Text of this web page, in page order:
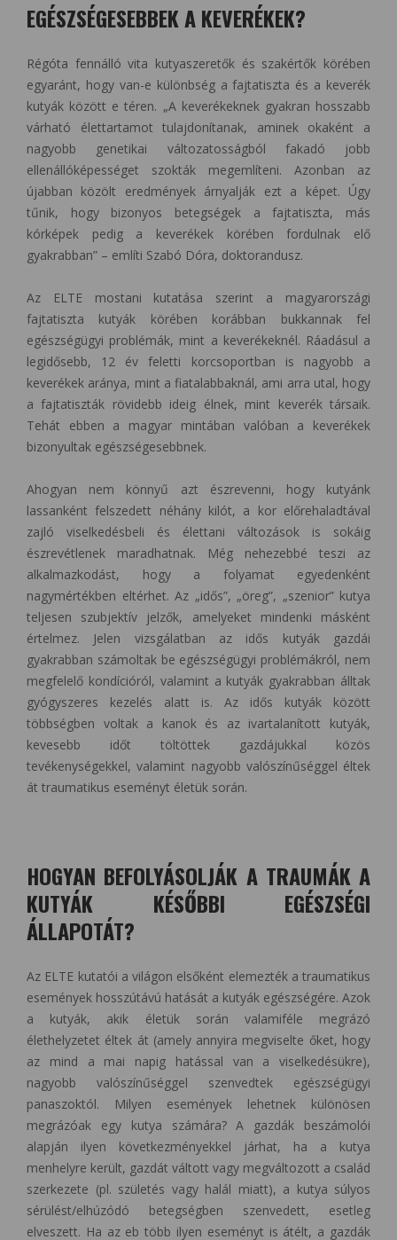
EGÉSZSÉGESEBBEK A KEVERÉKEK?
Régóta fennálló vita kutyaszeretők és szakértők körében
egyaránt, hogy van-e különbség a fajtatiszta és a keverék
kutyák között e téren. „A keverékeknek gyakran hosszabb
várható élettartamot tulajdonítanak, aminek okaként a
nagyobb genetikai változatosságból fakadó jobb
ellenállóképességet szokták megemlíteni. Azonban az
újabban közölt eredmények árnyalják ezt a képet. Úgy
tűnik, hogy bizonyos betegségek a fajtatiszta, más
kórképek pedig a keverékek körében fordulnak elő
gyakrabban” – említi Szabó Dóra, doktorandusz.
Az ELTE mostani kutatása szerint a magyarországi
fajtatiszta kutyák körében korábban bukkannak fel
egészségügyi problémák, mint a keverékeknél. Ráadásul a
legidősebb, 12 év feletti korcsoportban is nagyobb a
keverékek aránya, mint a fiatalabbaknál, ami arra utal, hogy
a fajtatiszták rövidebb ideig élnek, mint keverék társaik.
Tehát ebben a magyar mintában valóban a keverékek
bizonyultak egészségesebbnek.
Ahogyan nem könnyű azt észrevenni, hogy kutyánk
lassanként felszedett néhány kilót, a kor előrehaladtával
zajló viselkedésbeli és élettani változások is sokáig
észrevétlenek maradhatnak. Még nehezebbé teszi az
alkalmazkodást, hogy a folyamat egyedenként
nagymértékben eltérhet. Az „idős”, „öreg”, „szenior” kutya
teljesen szubjektív jelzők, amelyeket mindenki másként
értelmez. Jelen vizsgálatban az idős kutyák gazdái
gyakrabban számoltak be egészségügyi problémákról, nem
megfelelő kondícióról, valamint a kutyák gyakrabban álltak
gyógyszeres kezelés alatt is. Az idős kutyák között
többségben voltak a kanok és az ivartalanított kutyák,
kevesebb időt töltöttek gazdájukkal közös
tevékenységekkel, valamint nagyobb valószínűséggel éltek
át traumatikus eseményt életük során.
HOGYAN BEFOLYÁSOLJÁK A TRAUMÁK A
KUTYÁK KÉSŐBBI EGÉSZSÉGI
ÁLLAPOTÁT?
Az ELTE kutatói a világon elsőként elemezték a traumatikus
események hosszútávú hatását a kutyák egészségére. Azok
a kutyák, akik életük során valamiféle megrázó
élethelyzetet éltek át (amely annyira megviselte őket, hogy
az mind a mai napig hatással van a viselkedésükre),
nagyobb valószínűséggel szenvedtek egészségügyi
panaszoktól. Milyen események lehetnek különösen
megrázóak egy kutya számára? A gazdák beszámolói
alapján ilyen következményekkel járhat, ha a kutya
menhelyre került, gazdát váltott vagy megváltozott a család
szerkezete (pl. születés vagy halál miatt), a kutya súlyos
sérülést/elhúzódó betegségben szenvedett, esetleg
elveszett. Ha az eb több ilyen eseményt is átélt, a gazdák